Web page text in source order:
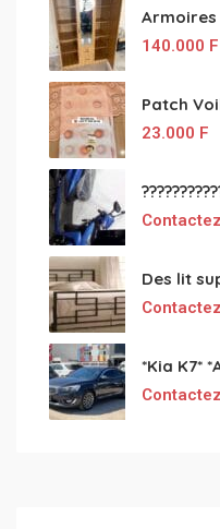
140.000 F
23.000 F